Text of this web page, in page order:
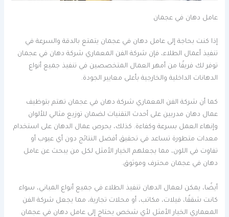
عامل دهان في عجمان
إذا كنت بحاجة إلى عامل دهان في عجمان يتمتع بالدقة والسرعة في
تنفيذ أعمال الطلاء، فإن شركة الفن المعماري شركة دهان في عجمان
توفر لك فريقًا من أمهر العمال المتخصصين في تنفيذ جميع أنواع
الدهانات الداخلية والخارجية بأعلى معايير الجودة.
كما أن شركة الفن المعماري شركة دهان في عجمان تهتم بتوظيف
عمال دهان مدربين على أحدث التقنيات لضمان توزيع مثالي للألوان
وإنهاء العمل بسرعة وكفاءة. كذلك، يحرص عمال الدهان على استخدام
معدات متطورة تساعد في تحقيق أفضل النتائج دون أي عيوب أو
تفاوت في اللون، مما يجعلهم الخيار الأمثل لكل من يبحث عن عامل
دهان في عجمان محترف وموثوق.
أيضًا، يمكن لعمال الدهان تنفيذ الطلاء في جميع أنواع المباني، سواء
كانت شققًا، فيلات، مكاتب، أو محلات تجارية، مما يجعل شركة الفن
المعماري الخيار الأمثل لأي شخص يحتاج إلى عامل دهان في عجمان